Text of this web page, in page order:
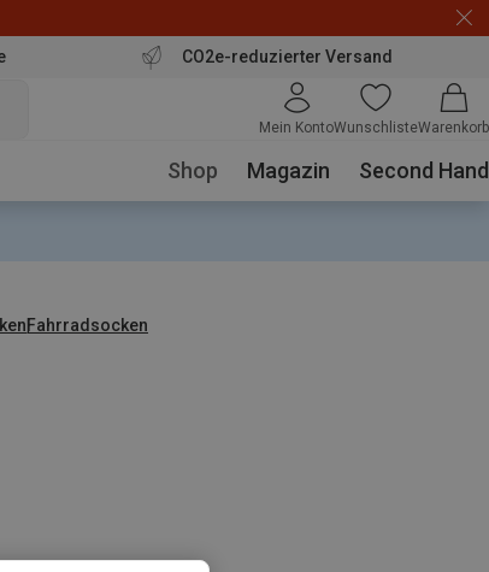
CO2e-reduzierter Versand
Mein KontoWunschlisteWarenkorb
Shop Magazin Second Hand
Fahrradsocken